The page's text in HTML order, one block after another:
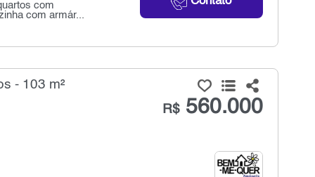
com
com armár...
- 103 m²
R$560.000